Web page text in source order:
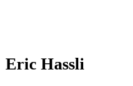
Eric Hassli